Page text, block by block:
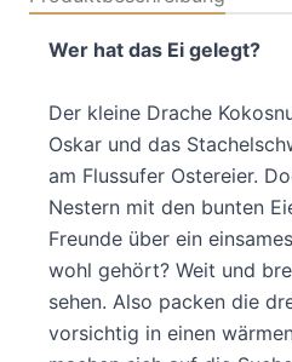
Wer hat das Ei gelegt?
Der kleine Drache
Oskar und das
am Flussufer Ostereier.
Nestern mit den bunten
Freunde über ein
wohl gehört? Weit und
sehen. Also packen die
vorsichtig in einen